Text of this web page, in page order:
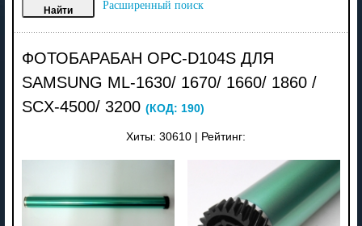
Расширенный поиск
ФОТОБАРАБАН OPC-D104S ДЛЯ
SAMSUNG ML-1630/ 1670/ 1660/ 1860 /
SCX-4500/ 3200 (КОД: 190)
Хиты: 30610 Рейтинг: